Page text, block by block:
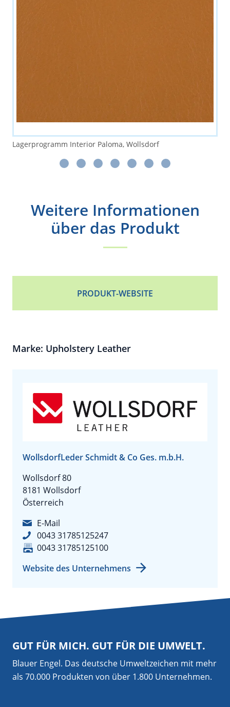
Lagerprogramm Interior Paloma, Wollsdorf
Weitere Informationen
über das Produkt
PRODUKT-WEBSITE
Marke: Upholstery Leather
WollsdorfLeder Schmidt & Co Ges. m.b.H.
Wollsdorf 80
8181 Wollsdorf
Österreich
E-Mail
0043 31785125247
0043 31785125100
Website des Unternehmens
GUT FÜR MICH. GUT FÜR DIE UMWELT.
Blauer Engel. Das deutsche Umweltzeichen mit mehr
als 70.000 Produkten von über 1.800 Unternehmen.